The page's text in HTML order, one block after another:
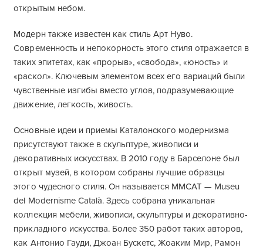
открытым небом.
Модерн также известен как стиль Арт Нуво.
Современность и непокорность этого стиля отражается в
таких эпитетах, как «прорыв», «свобода», «юность» и
«раскол». Ключевым элементом всех его вариаций были
чувственные изгибы вместо углов, подразумевающие
движение, легкость, живость.
Основные идеи и приемы Каталонского модернизма
присутствуют также в скульптуре, живописи и
декоративных искусствах. В 2010 году в Барселоне был
открыт музей, в котором собраны лучшие образцы
этого чудесного стиля. Он называется MMCAT — Museu
del Modernisme Català. Здесь собрана уникальная
коллекция мебели, живописи, скульптуры и декоративно-
прикладного искусства. Более 350 работ таких авторов,
как Антонио Гауди, Джоан Бускетс, Жоаким Мир, Рамон